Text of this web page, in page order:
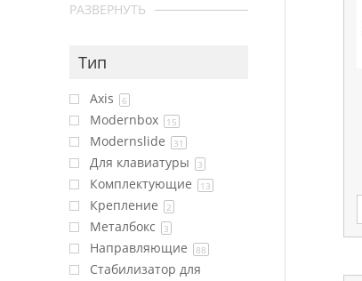
РАЗВЕРНУТЬ
Тип
Axis 6
Modernbox 15
Modernslide 31
Для клавиатуры 3
Комплектующие 13
Крепление 2
Металбокс 3
Направляющие 88
Стабилизатор для